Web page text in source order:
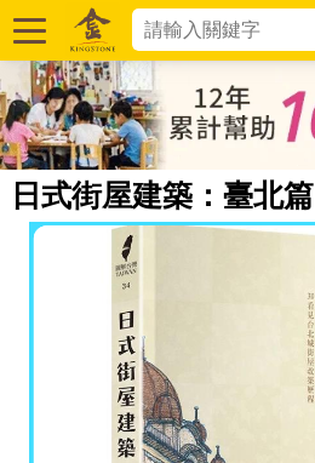
日式街屋建築：臺北篇